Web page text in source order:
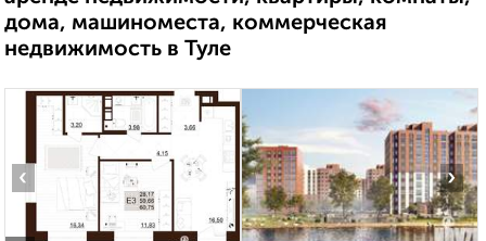
дома, машиноместа, коммерческая
недвижимость в Туле
‹ ›